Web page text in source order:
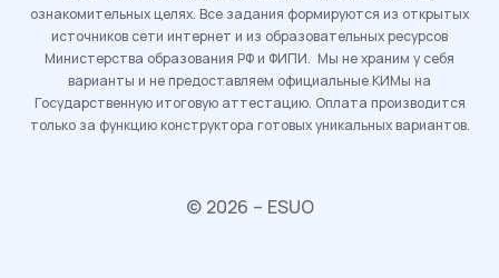
ознакомительных целях. Все задания формируются из открытых
источников сети интернет и из образовательных ресурсов
Министерства образования РФ и ФИПИ. Мы не храним у себя
варианты и не предоставляем официальные КИМы на
Государственную итоговую аттестацию. Оплата производится
только за функцию конструктора готовых уникальных вариантов.
© 2026 – ESUO